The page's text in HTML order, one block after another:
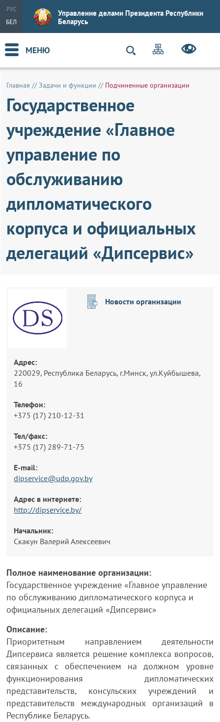
РУС
БЕЛ
Управление делами Президента Республики
Беларусь
МЕНЮ
Главная //Задачи и функции // Подчиненные организации
Государственное
учреждение «Главное
управление по
обслуживанию
дипломатического
корпуса и официальных
делегаций «Дипсервис»
Новости организации
Адрес:
220029, Республика Беларусь, г.Минск, ул.Куйбышева,
16
Телефон:
+375 (17) 210-12-31
Тел/факс:
+375 (17) 289-71-75
E-mail:
dipservice@udp.gov.by
Адрес в интернете:
http://dipservice.by/
Начальник:
Скакун Валерий Алексеевич
Полное наименование организации:
Государственное учреждение «Главное управление
по обслуживанию дипломатического корпуса и
официальных делегаций «Дипсервис»
Описание:
Приоритетным направлением деятельности
Дипсервиса является решение комплекса вопросов,
связанных с обеспечением на должном уровне
функционирования дипломатических
представительств, консульских учреждений и
представительств международных организаций в
Республике Беларусь.